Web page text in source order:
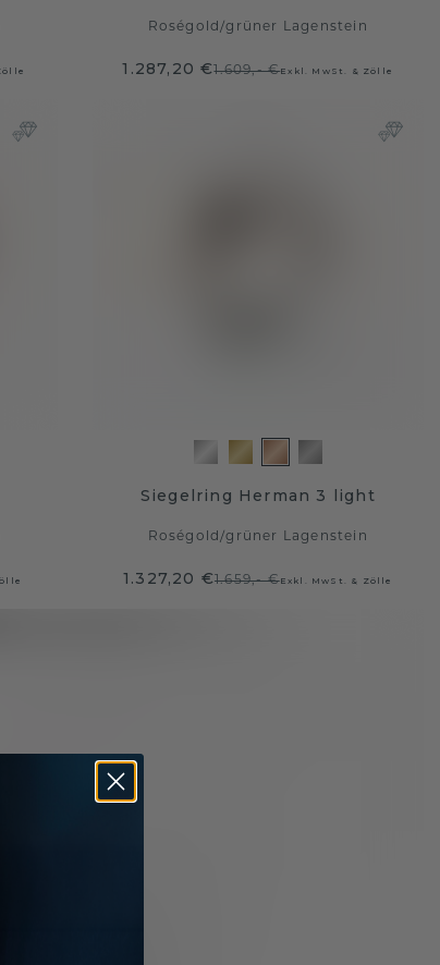
Roségold/grüner Lagenstein
1.287,20 €1.609,- €Exkl. MwSt. & Zölle
Siegelring Herman 3 light
Roségold/grüner Lagenstein
1.327,20 €1.659,- €Exkl. MwSt. & Zölle